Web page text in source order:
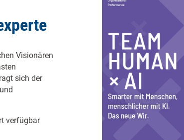
Visionären
sich der
verfügbar